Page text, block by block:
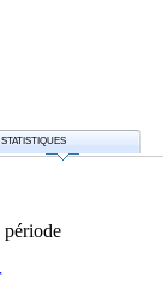
STATISTIQUES